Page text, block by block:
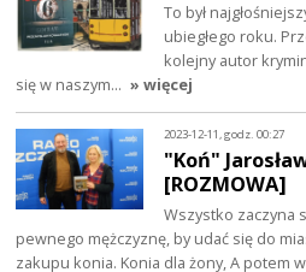
To był
ubiegłego roku.
kolejny autor
się w naszym… » więcej
2023-12-11, godz. 00:27
"Koń"
[ROZMOWA]
Wszystko zaczyna
pewnego mężczyznę, by udać się do
zakupu konia. Konia dla żony, A potem